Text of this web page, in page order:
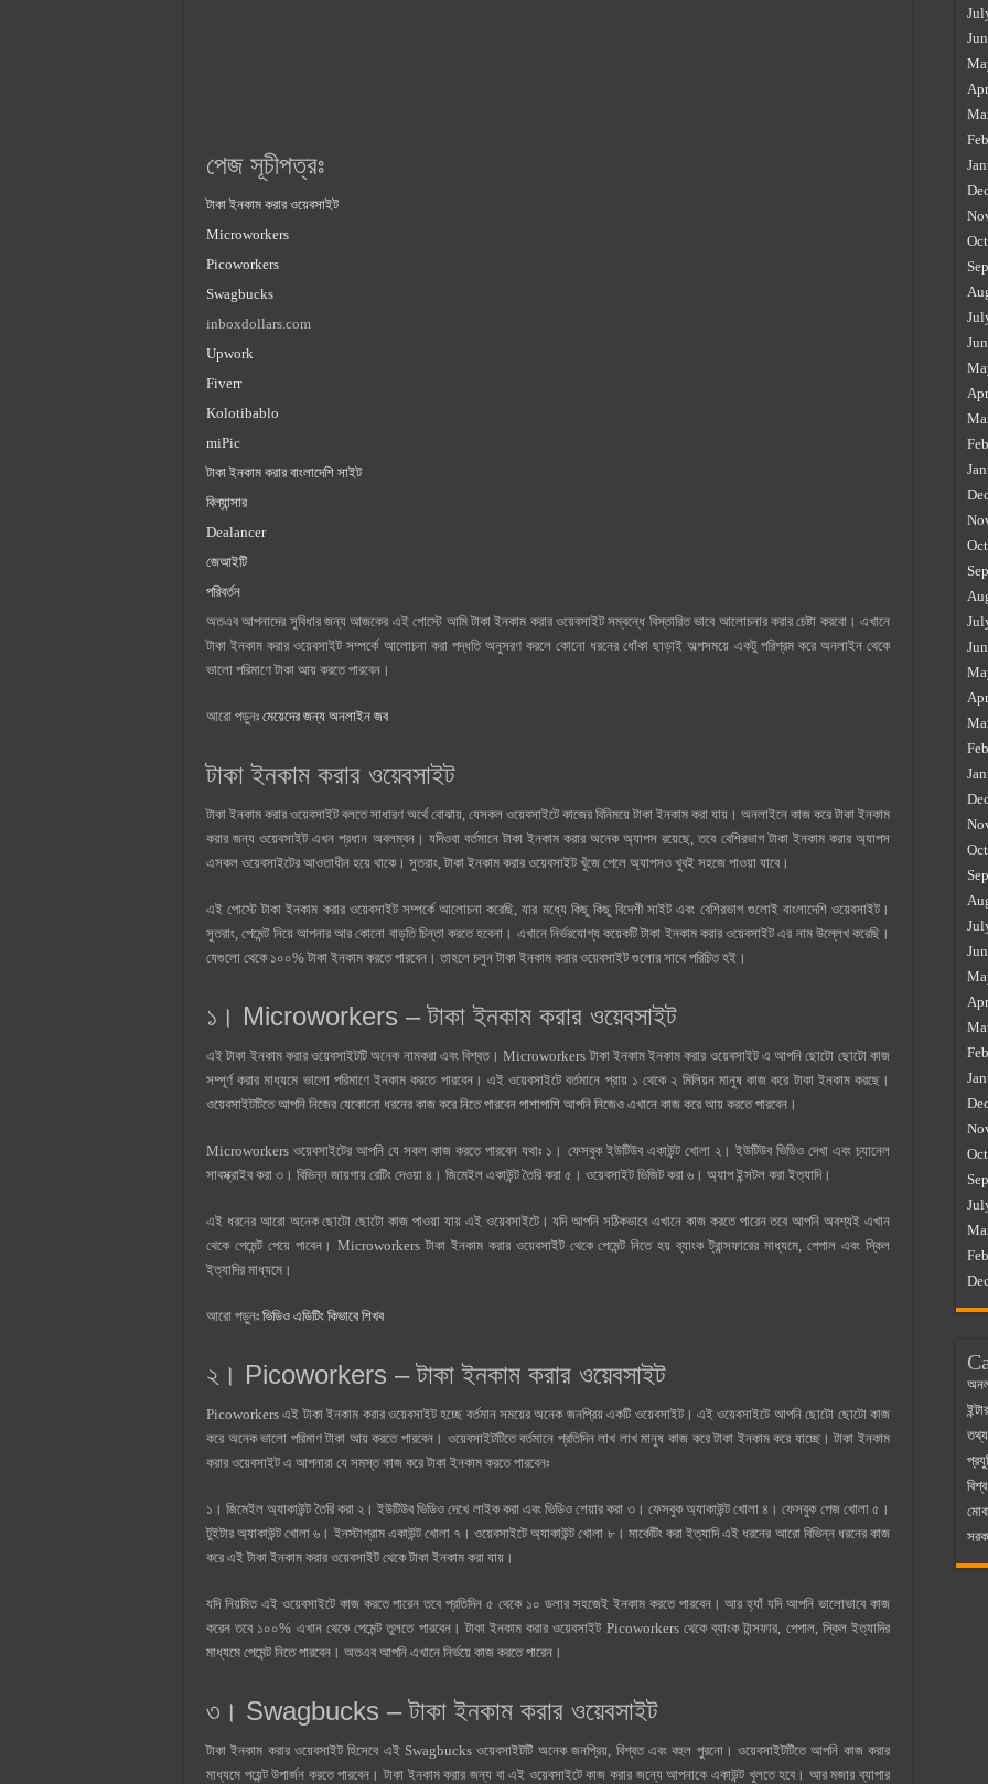
পেজ সূচীপত্রঃ
টাকা ইনকাম করার ওয়েবসাইট
Microworkers
Picoworkers
Swagbucks
inboxdollars.com
Upwork
Fiverr
Kolotibablo
miPic
টাকা ইনকাম করার বাংলাদেশি সাইট
বিল্যান্সার
Dealancer
জেআইটি
পরিবর্তন
অতএব আপনাদের সুবিধার জন্য আজকের এই পোস্টে আমি টাকা ইনকাম করার ওয়েবসাইট সম্বন্ধে বিস্তারিত ভাবে আলোচনার করার চেষ্টা করবো। এখানে
টাকা ইনকাম করার ওয়েবসাইট সম্পর্কে আলোচনা করা পদ্ধতি অনুসরণ করলে কোনো ধরনের ধোঁকা ছাড়াই অল্পসময়ে একটু পরিশ্রম করে অনলাইন থেকে
ভালো পরিমাণে টাকা আয় করতে পারবেন।
আরো পড়ুনঃ মেয়েদের জন্য অনলাইন জব
টাকা ইনকাম করার ওয়েবসাইট
টাকা ইনকাম করার ওয়েবসাইট বলতে সাধারণ অর্থে বোঝায়, যেসকল ওয়েবসাইটে কাজের বিনিময়ে টাকা ইনকাম করা যায়। অনলাইনে কাজ করে টাকা ইনকাম
করার জন্য ওয়েবসাইট এখন প্রধান অবলম্বন। যদিওবা বর্তমানে টাকা ইনকাম করার অনেক অ্যাপস রয়েছে, তবে বেশিরভাগ টাকা ইনকাম করার অ্যাপস
এসকল ওয়েবসাইটের আওতাধীন হয়ে থাকে। সুতরাং, টাকা ইনকাম করার ওয়েবসাইট খুঁজে পেলে অ্যাপসও খুবই সহজে পাওয়া যাবে।
এই পোস্টে টাকা ইনকাম করার ওয়েবসাইট সম্পর্কে আলোচনা করেছি, যার মধ্যে কিছু কিছু বিদেশী সাইট এবং বেশিরভাগ গুলোই বাংলাদেশি ওয়েবসাইট।
সুতরাং, পেমেন্ট নিয়ে আপনার আর কোনো বাড়তি চিন্তা করতে হবেনা। এখানে নির্ভরযোগ্য কয়েকটি টাকা ইনকাম করার ওয়েবসাইট এর নাম উল্লেখ করেছি।
যেগুলো থেকে ১০০% টাকা ইনকাম করতে পারবেন। তাহলে চলুন টাকা ইনকাম করার ওয়েবসাইট গুলোর সাথে পরিচিত হই।
১। Microworkers – টাকা ইনকাম করার ওয়েবসাইট
এই টাকা ইনকাম করার ওয়েবসাইটটি অনেক নামকরা এবং বিশ্বত। Microworkers টাকা ইনকাম ইনকাম করার ওয়েবসাইট এ আপনি ছোটো ছোটো কাজ
সম্পূর্ণ করার মাধ্যমে ভালো পরিমাণে ইনকাম করতে পারবেন। এই ওয়েবসাইটে বর্তমানে প্রায় ১ থেকে ২ মিলিয়ন মানুষ কাজ করে টাকা ইনকাম করছে।
ওয়েবসাইটটিতে আপনি নিজের যেকোনো ধরনের কাজ করে নিতে পারবেন পাশাপাশি আপনি নিজেও এখানে কাজ করে আয় করতে পারবেন।
Microworkers ওয়েবসাইটের আপনি যে সকল কাজ করতে পারবেন যথাঃ ১। ফেসবুক ইউটিউব একাউন্ট খোলা ২। ইউটিউব ভিডিও দেখা এবং চ্যানেল
সাবস্ক্রাইব করা ৩। বিভিন্ন জায়গায় রেটিং দেওয়া ৪। জিমেইল একাউন্ট তৈরি করা ৫। ওয়েবসাইট ভিজিট করা ৬। অ্যাপ ইন্সটল করা ইত্যাদি।
এই ধরনের আরো অনেক ছোটো ছোটো কাজ পাওয়া যায় এই ওয়েবসাইটে। যদি আপনি সঠিকভাবে এখানে কাজ করতে পারেন তবে আপনি অবশ্যই এখান
থেকে পেমেন্ট পেয়ে পাবেন। Microworkers টাকা ইনকাম করার ওয়েবসাইট থেকে পেমেন্ট নিতে হয় ব্যাংক ট্রান্সফারের মাধ্যমে, পেপাল এবং স্কিল
ইত্যাদির মাধ্যমে।
আরো পড়ুনঃ ভিডিও এডিটিং কিভাবে শিখব
২। Picoworkers – টাকা ইনকাম করার ওয়েবসাইট
Picoworkers এই টাকা ইনকাম করার ওয়েবসাইট হচ্ছে বর্তমান সময়ের অনেক জনপ্রিয় একটি ওয়েবসাইট। এই ওয়েবসাইটে আপনি ছোটো ছোটো কাজ
করে অনেক ভালো পরিমাণ টাকা আয় করতে পারবেন। ওয়েবসাইটটিতে বর্তমানে প্রতিদিন লাখ লাখ মানুষ কাজ করে টাকা ইনকাম করে যাচ্ছে। টাকা ইনকাম
করার ওয়েবসাইট এ আপনারা যে সমস্ত কাজ করে টাকা ইনকাম করতে পারবেনঃ
১। জিমেইল অ্যাকাউন্ট তৈরি করা ২। ইউটিউব ভিডিও দেখে লাইক করা এবং ভিডিও শেয়ার করা ৩। ফেসবুক অ্যাকাউন্ট খোলা ৪। ফেসবুক পেজ খোলা ৫।
টুইটার অ্যাকাউন্ট খোলা ৬। ইনস্টাগ্রাম একাউন্ট খোলা ৭। ওয়েবসাইটে অ্যাকাউন্ট খোলা ৮। মার্কেটিং করা ইত্যাদি এই ধরনের আরো বিভিন্ন ধরনের কাজ
করে এই টাকা ইনকাম করার ওয়েবসাইট থেকে টাকা ইনকাম করা যায়।
যদি নিয়মিত এই ওয়েবসাইটে কাজ করতে পারেন তবে প্রতিদিন ৫ থেকে ১০ ডলার সহজেই ইনকাম করতে পারবেন। আর হ্যাঁ যদি আপনি ভালোভাবে কাজ
করেন তবে ১০০% এখান থেকে পেমেন্ট তুলতে পারবেন। টাকা ইনকাম করার ওয়েবসাইট Picoworkers থেকে ব্যাংক টান্সফার, পেপাল, স্কিল ইত্যাদির
মাধ্যমে পেমেন্ট নিতে পারবেন। অতএব আপনি এখানে নির্ভয়ে কাজ করতে পারেন।
৩। Swagbucks – টাকা ইনকাম করার ওয়েবসাইট
টাকা ইনকাম করার ওয়েবসাইট হিসেবে এই Swagbucks ওয়েবসাইটটি অনেক জনপ্রিয়, বিশ্বত এবং বহুল পুরনো। ওয়েবসাইটটিতে আপনি কাজ করার
মাধ্যমে পয়েন্ট উপার্জন করতে পারবেন। টাকা ইনকাম করার জন্য বা এই ওয়েবসাইটে কাজ করার জন্যে আপনাকে একাউন্ট খুলতে হবে। আর মজার ব্যাপার
তথ্য
বিশ্ব